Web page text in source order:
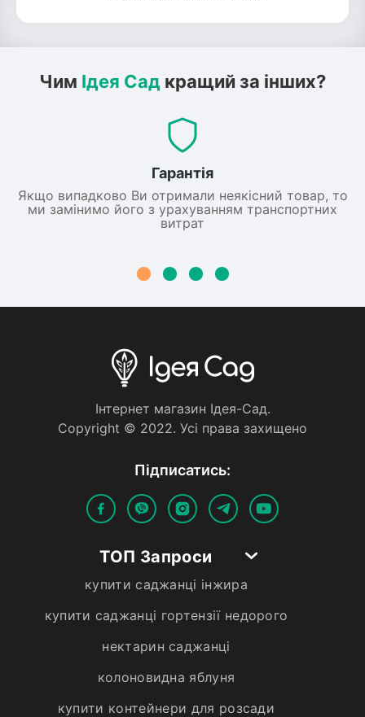
Чим Ідея Сад кращий за інших?
Гарантія
Якщо випадково Ви отримали неякісний товар, то
ми замінимо його з урахуванням транспортних
витрат
Iнтернет магазин Iдея-Сад.
Copyright © 2022. Усi права захищено
Пiдписатись:
ТОП Запроси
купити саджанці інжира
купити саджанці гортензії недорого
нектарин саджанці
колоновидна яблуня
купити контейнери для розсади